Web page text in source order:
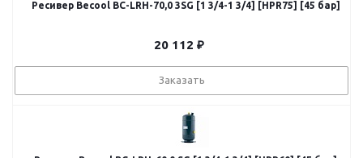
Ресивер Becool BC-LRH-70,0 3SG [1 3/4-1 3/4] [HPR75] [45 бар]
20 112 ₽
Заказать